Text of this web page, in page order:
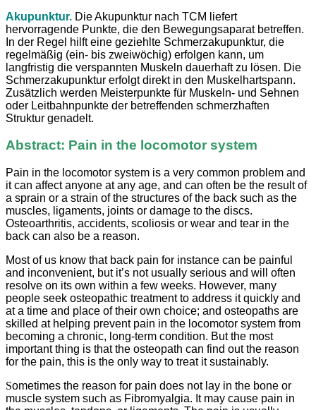
Akupunktur. Die Akupunktur nach TCM liefert
hervorragende Punkte, die den Bewegungsaparat betreffen.
In der Regel hilft eine geziehlte Schmerzakupunktur, die
regelmäßig (ein- bis zweiwöchig) erfolgen kann, um
langfristig die verspannten Muskeln dauerhaft zu lösen. Die
Schmerzakupunktur erfolgt direkt in den Muskelhartspann.
Zusätzlich werden Meisterpunkte für Muskeln- und Sehnen
oder Leitbahnpunkte der betreffenden schmerzhaften
Struktur genadelt.
Abstract: Pain in the locomotor system
Pain in the locomotor system is a very common problem and
it can affect anyone at any age, and can often be the result of
a sprain or a strain of the structures of the back such as the
muscles, ligaments, joints or damage to the discs.
Osteoarthritis, accidents, scoliosis or wear and tear in the
back can also be a reason.
Most of us know that back pain for instance can be painful
and inconvenient, but it’s not usually serious and will often
resolve on its own within a few weeks. However, many
people seek osteopathic treatment to address it quickly and
at a time and place of their own choice; and osteopaths are
skilled at helping prevent pain in the locomotor system from
becoming a chronic, long-term condition. But the most
important thing is that the osteopath can find out the reason
for the pain, this is the only way to treat it sustainably.
Sometimes the reason for pain does not lay in the bone or
muscle system such as Fibromyalgia. It may cause pain in